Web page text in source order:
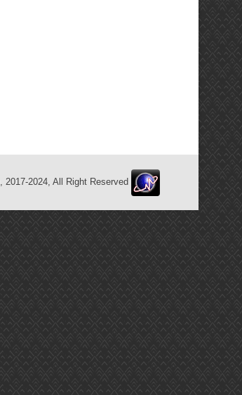
, 2017-2024, All Right Reserved